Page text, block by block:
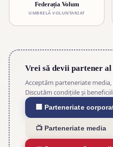
Federația Volum
UMBRELĂ VOLUNTARIAT
Vrei să devii partener
Acceptăm parteneriate
Discutăm condițiile și
🏢 Parteneriate
📺 Parteneriate media